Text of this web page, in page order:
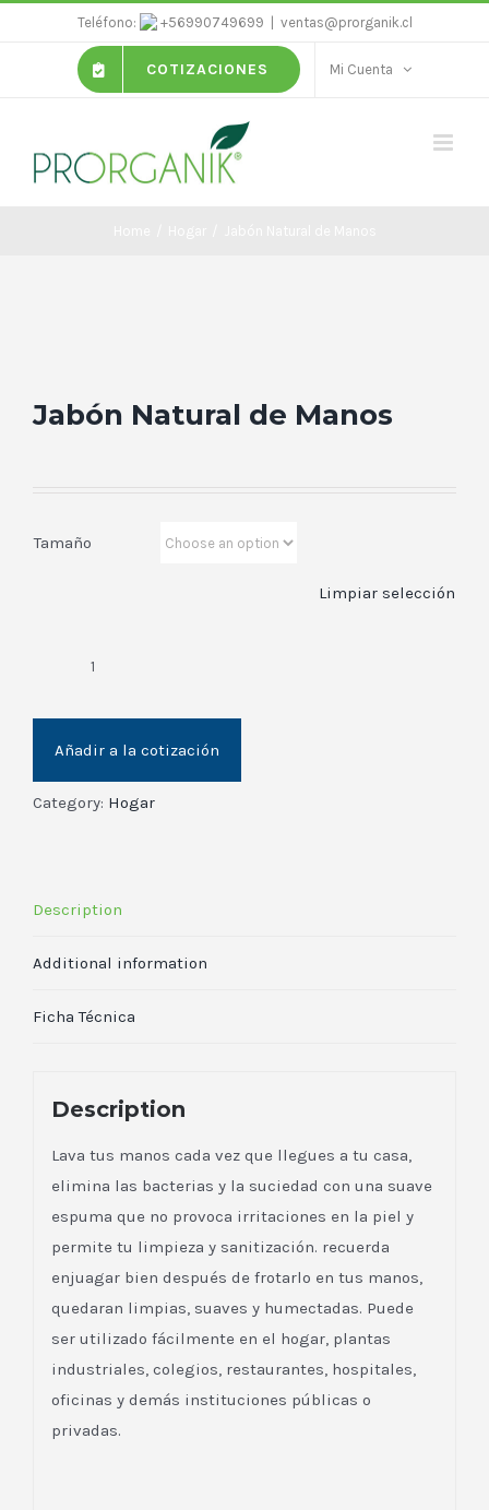
Teléfono: +56990749699 ventas@prorganik.cl
COTIZACIONES Mi Cuenta
Jabón Natural de Manos
Tamaño
Limpiar selección
de
quantity
Añadir a la cotización
Category: Hogar
Description
Additional information
Ficha Técnica
Description
Lava tus manos cada vez que llegues a tu casa,
elimina las bacterias y la suciedad con una suave
espuma que no provoca irritaciones en la piel y
permite tu limpieza y sanitización. recuerda
enjuagar bien después de frotarlo en tus manos,
quedaran limpias, suaves y humectadas. Puede
ser utilizado fácilmente en el hogar, plantas
industriales, colegios, restaurantes, hospitales,
oficinas y demás instituciones públicas o
privadas.